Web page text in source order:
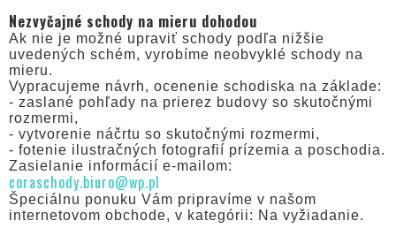
Nezvyčajné schody na mieru dohodou
Ak nie je možné upraviť schody podľa nižšie
uvedených schém, vyrobíme neobvyklé schody na
mieru.
Vypracujeme návrh, ocenenie schodiska na základe:
- zaslané pohľady na prierez budovy so skutočnými
rozmermi,
- vytvorenie náčrtu so skutočnými rozmermi,
- fotenie ilustračných fotografií prízemia a poschodia.
Zasielanie informácií e-mailom:
coraschody.biuro@wp.pl
Špeciálnu ponuku Vám pripravíme v našom
internetovom obchode, v kategórii: Na vyžiadanie.